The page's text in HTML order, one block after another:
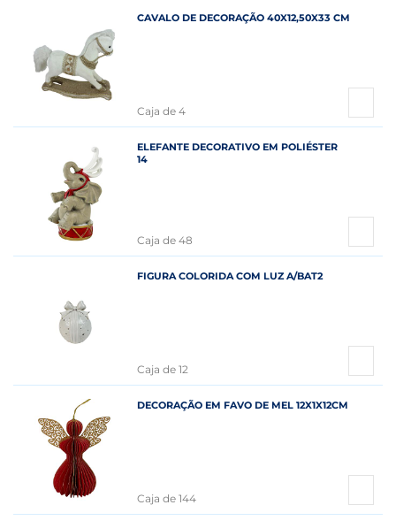
CAVALO DE DECORAÇÃO 40X12,50X33 CM
Caja de 4
ELEFANTE DECORATIVO EM POLIÉSTER
14
Caja de 48
FIGURA COLORIDA COM LUZ A/BAT2
Caja de 12
DECORAÇÃO EM FAVO DE MEL 12X1X12CM
Caja de 144